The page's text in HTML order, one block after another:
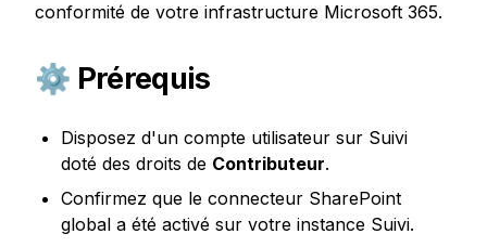
conformité de votre infrastructure Microsoft 365.
⚙️ Prérequis
Disposez d'un compte utilisateur sur Suivi
doté des droits de Contributeur.
Confirmez que le connecteur SharePoint
global a été activé sur votre instance Suivi.